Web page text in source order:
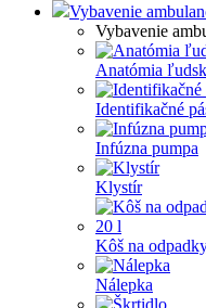
Vybavenie
Vybavenie
Anatómia
Identifikačné
Infúzna pumpa
Klystír
Kôš na
Nálepka